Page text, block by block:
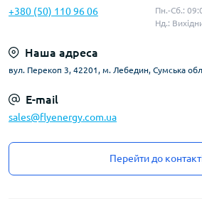
+380 (50) 110 96 06
Пн.-Сб.:
Нд.:
Наша адреса
вул. Перекоп 3, 42201, м. Лебедин, Сумська
E-mail
sales@flyenergy.com.ua
Перейти до